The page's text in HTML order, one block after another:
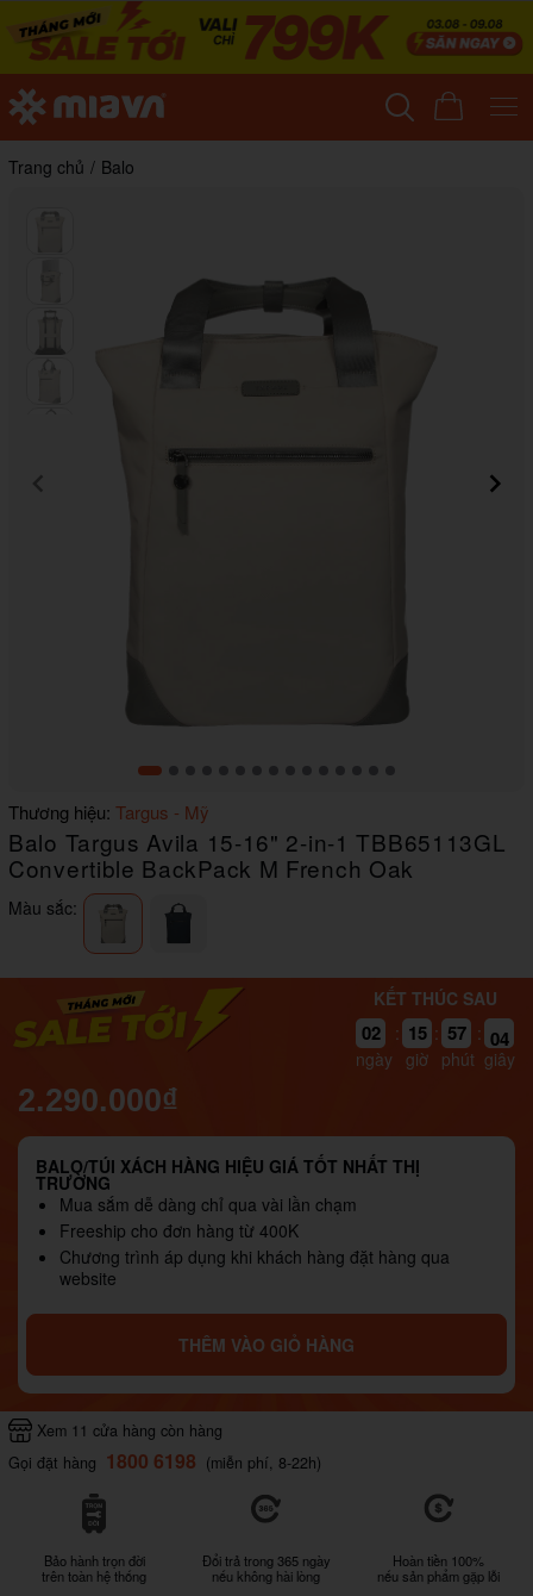
Trang chủ / Balo
Item
1
of
15
Thương hiệu: Targus - Mỹ
Balo Targus Avila 15-16" 2-in-1 TBB65113GL
Convertible BackPack M French Oak
Màu sắc:
KẾT THÚC SAU
02
ngày
: 15
giờ
: 57
phút
:
04
03
giây
2.290.000₫
BALO/TÚI XÁCH HÀNG HIỆU GIÁ TỐT NHẤT THỊ
TRƯỜNG
Mua sắm dễ dàng chỉ qua vài lần chạm
Freeship cho đơn hàng từ 400K
Chương trình áp dụng khi khách hàng đặt hàng qua
website
THÊM VÀO GIỎ HÀNG
Xem 11 cửa hàng còn hàng
Gọi đặt hàng 1800 6198 (miễn phí, 8-22h)
Bảo hành trọn đời
trên toàn hệ thống
Đổi trả trong 365 ngày
nếu không hài lòng
Hoàn tiền 100%
nếu sản phẩm gặp lỗi